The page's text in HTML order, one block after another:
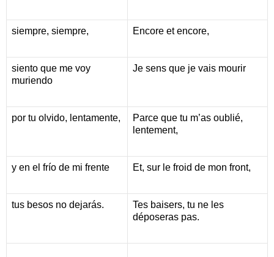
siempre, siempre, Encore et encore,
siento que me voy
muriendo
Je sens que je vais mourir
por tu olvido, lentamente,
Parce que tu m’as oublié,
lentement,
y en el frío de mi frente Et, sur le froid de mon front,
tus besos no dejarás.
Tes baisers, tu ne les
déposeras pas.